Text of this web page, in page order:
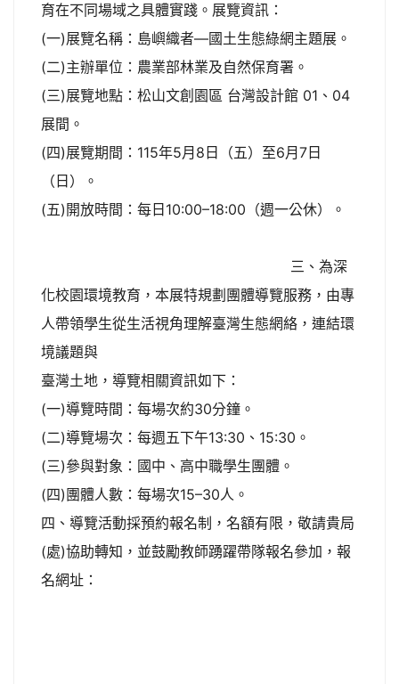
育在不同場域之具體實踐。展覽資訊：
(一)展覽名稱：島嶼織者—國土生態綠網主題展。
(二)主辦單位：農業部林業及自然保育署。
(三)展覽地點：松山文創園區 台灣設計館 01、04
展間。
(四)展覽期間：115年5月8日（五）至6月7日
（日）。
(五)開放時間：每日10:00–18:00（週一公休）。
三、為深
化校園環境教育，本展特規劃團體導覽服務，由專
人帶領學生從生活視角理解臺灣生態網絡，連結環
境議題與
臺灣土地，導覽相關資訊如下：
(一)導覽時間：每場次約30分鐘。
(二)導覽場次：每週五下午13:30、15:30。
(三)參與對象：國中、高中職學生團體。
(四)團體人數：每場次15–30人。
四、導覽活動採預約報名制，名額有限，敬請貴局
(處)協助轉知，並鼓勵教師踴躍帶隊報名參加，報
名網址：